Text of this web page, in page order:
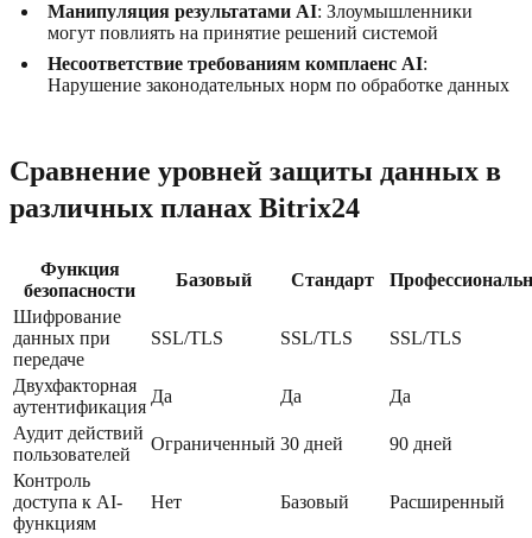
Манипуляция результатами AI: Злоумышленники
могут повлиять на принятие решений системой
Несоответствие требованиям комплаенс AI:
Нарушение законодательных норм по обработке данных
Сравнение уровней защиты данных в
различных планах Bitrix24
Функция
безопасности
Базовый Стандарт
Шифрование
данных при
передаче
SSL/TLS SSL/TLS SSL/TLS
Двухфакторная
аутентификация
Да Да
Да
Аудит действий
пользователей
Ограниченный 30 дней
90 дней
Контроль
доступа к AI-
функциям
Нет Базовый Расширенный